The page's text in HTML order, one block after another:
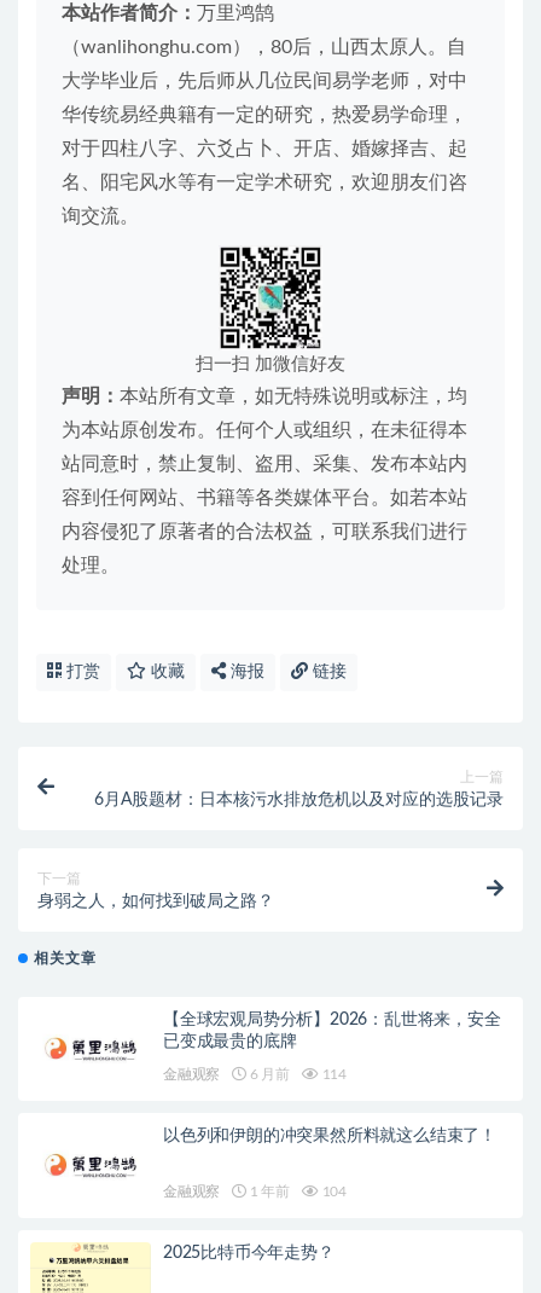
本站作者简介： 万里鸿鹄
（wanlihonghu.com），80后，山西太原人。自
大学毕业后，先后师从几位民间易学老师，对中
华传统易经典籍有一定的研究，热爱易学命理，
对于四柱八字、六爻占卜、开店、婚嫁择吉、起
名、阳宅风水等有一定学术研究，欢迎朋友们咨
询交流。
扫一扫 加微信好友
声明： 本站所有文章，如无特殊说明或标注，均
为本站原创发布。任何个人或组织，在未征得本
站同意时，禁止复制、盗用、采集、发布本站内
容到任何网站、书籍等各类媒体平台。如若本站
内容侵犯了原著者的合法权益，可联系我们进行
处理。
打赏 收藏 海报 链接
上一篇
6月A股题材：日本核污水排放危机以及对应的选股记录
下一篇
身弱之人，如何找到破局之路？
相关文章
【全球宏观局势分析】2026：乱世将来，安全
已变成最贵的底牌
金融观察 6 月前 114
以色列和伊朗的冲突果然所料就这么结束了！
金融观察 1 年前 104
2025比特币今年走势？